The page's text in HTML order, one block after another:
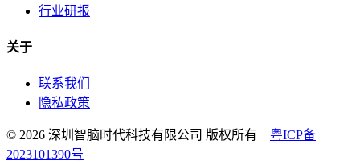
行业研报
关于
联系我们
隐私政策
© 2026 深圳智脑时代科技有限公司 版权所有 粤ICP备
2023101390号